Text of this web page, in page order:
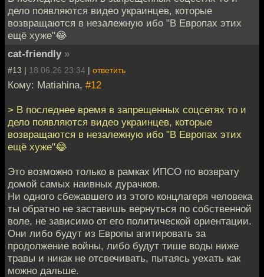
дело появляются видео украинцев, которые
возвращаются в незалежную ибо "В Европах этих
ещё хуже"😂
cat-friendly »
#13 | 18.06.26 23:34 | ответить
Кому: Matiahina, #12
> В последнее время в запрещенных соцсетях то и
дело появляются видео украинцев, которые
возвращаются в незалежную ибо "В Европах этих
ещё хуже"😂
Это возможно только в рамках ИПСО по возврату
домой самых наивных дурачков.
Ни одного сбежавшего из этого концлагеря человека
ты обратно не заставишь вернуться по собственной
воле, не зависимо от его политической ориентации.
Они либо будут из Европы агитировать за
продолжение войны, либо будут тише воды ниже
травы и никак не отсвечивать, пытаясь уехать как
можно дальше.